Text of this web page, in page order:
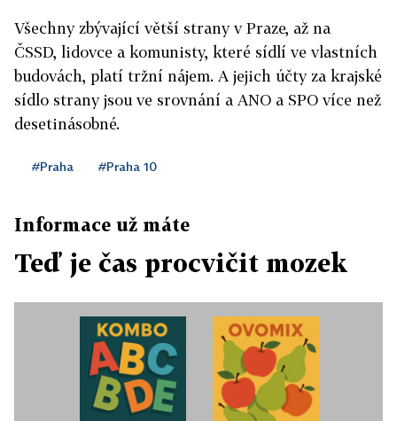
Všechny zbývající větší strany v Praze, až na
ČSSD, lidovce a komunisty, které sídlí ve vlastních
budovách, platí tržní nájem. A jejich účty za krajské
sídlo strany jsou ve srovnání a ANO a SPO více než
desetinásobné.
#Praha #Praha 10
Informace už máte
Teď je čas procvičit mozek